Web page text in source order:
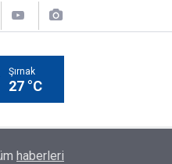
Şırnak
27 °C
Personel Alacak!
haberleri